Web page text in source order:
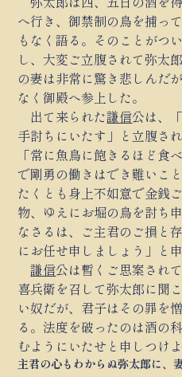
へ行き、御禁制の鳥を捕っ
もなく語る。そのことがつ
し、大変ご立腹されて弥太
の妻は非常に驚き悲しんだ
なく御殿へ参上した。
出て来られた謙信公は、
手討ちにいたす」と立腹さ
「常に魚鳥に飽きるほど食
で剛勇の働きはでき難いこ
たくとも身上不如意で金銭
物、ゆえにお堀の鳥を討ち
なさるは、ご主君のご損と
にお任せ申しましょう」と
謙信公は暫くご思案され
喜兵衛を召して弥太郎に聞
い奴だが、君子はその罪を
る。法度を破ったのは酒の
むようにいたせと申しつけ
主君の心もわからぬ弥太郎に、